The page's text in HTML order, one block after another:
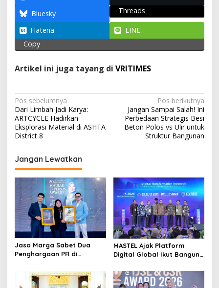
A
p
p
o
o
k
a
m
Bluesky
Threads
Hatena
LINE
Copy
Artikel ini juga tayang di VRITIMES
N
a
v
g
a
s
i
p
o
s
Pos sebelumnya
Dari Limbah Jadi Karya:
ARTCYCLE Hadirkan
Eksplorasi Material di ASHTA
District 8
Pos berikutnya
Jangan Sampai Salah! Ini
Perbedaan Strategis Besi
Beton Polos vs Ulir untuk
Struktur Bangunan
Jangan Lewatkan
Jasa Marga Sabet Dua
Penghargaan PR di
Summit 2026
MASTEL Ajak Platform
Digital Global Ikut Bangun
Nasional